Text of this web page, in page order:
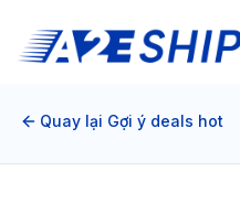
Quay lại Gợi ý deals hot